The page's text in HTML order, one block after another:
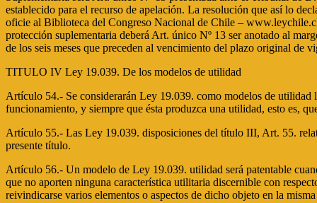
establecido para el recurso de apelación. La resolución que así lo
oficie al Biblioteca del Congreso Nacional de Chile –
protección suplementaria deberá Art. único Nº 13 ser anotado al
de los seis meses que preceden al vencimiento del plazo original de
TITULO IV Ley 19.039. De los modelos de utilidad
Artículo 54.- Se considerarán Ley 19.039. como modelos de utilidad
funcionamiento, y siempre que ésta produzca una utilidad, esto es,
Artículo 55.- Las Ley 19.039. disposiciones del título III, Art. 55.
presente título.
Artículo 56.- Un modelo de Ley 19.039. utilidad será patentable
que no aporten ninguna característica utilitaria discernible con
reivindicarse varios elementos o aspectos de dicho objeto en la